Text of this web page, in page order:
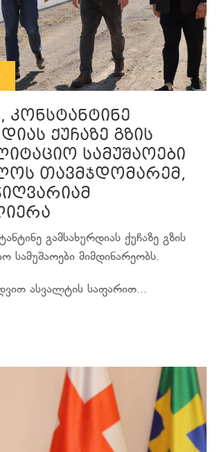
კონსტანტინე
ქუჩაზე გზის
სამუშაოები
თავმჯდომარემ,
გამსახურდიას ქუჩაზე გზის
სამუშაოები მიმდინარეობს.
ასვალტის საფარით...